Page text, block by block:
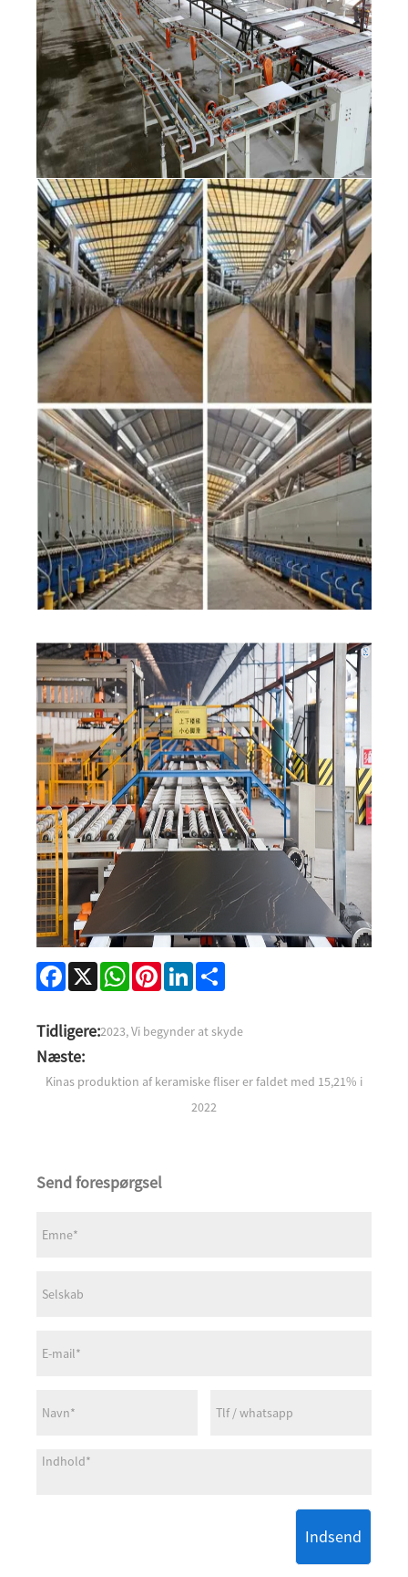
Facebook
X WhatsAppPinterestLinkedIn
Tidligere:2023, Vi begynder at skyde
Næste:
Kinas produktion af keramiske fliser er faldet med 15,21% i
2022
Send forespørgsel
Indsend